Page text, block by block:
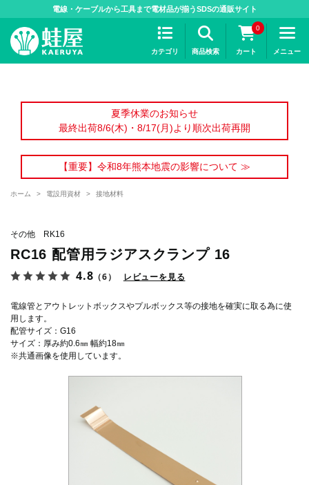
電線・ケーブルから工具まで電材品が揃うSDSの通販サイト
カテゴリ 商品検索
0
カート メニュー
夏季休業のお知らせ
最終出荷8/6(木)・8/17(月)より順次出荷再開
【重要】令和8年熊本地震の影響について ≫
ホーム > 電設用資材 > 接地材料
その他 RK16
RC16 配管用ラジアスクランプ 16
4.8 （6） レビューを見る
電線管とアウトレットボックスやプルボックス等の接地を確実に取る為に使
用します。
配管サイズ：G16
サイズ：厚み約0.6㎜ 幅約18㎜
※共通画像を使用しています。